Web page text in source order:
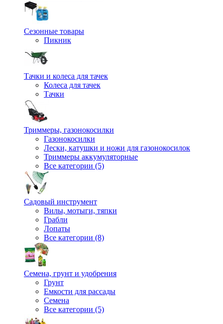
Сезонные товары
Пикник
Тачки и колеса для тачек
Колеса для тачек
Тачки
Триммеры, газонокосилки
Газонокосилки
Лески, катушки и ножи для газонокосилок
Триммеры аккумуляторные
Все категории (5)
Садовый инструмент
Вилы, мотыги, тяпки
Грабли
Лопаты
Все категории (8)
Семена, грунт и удобрения
Грунт
Емкости для рассады
Семена
Все категории (5)